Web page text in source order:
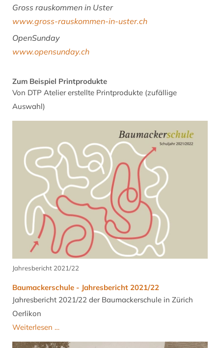
Gross rauskommen in Uster
www.gross-rauskommen-in-uster.ch
OpenSunday
www.opensunday.ch
Zum Beispiel Printprodukte
Von DTP Atelier erstellte Printprodukte (zufällige
Auswahl)
Jahresbericht 2021/22
Baumackerschule - Jahresbericht 2021/22
Jahresbericht 2021/22 der Baumackerschule in Zürich
Oerlikon
Weiterlesen …Baumackerschule
-